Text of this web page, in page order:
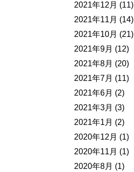
2021年12月 (11)
2021年11月 (14)
2021年10月 (21)
2021年9月 (12)
2021年8月 (20)
2021年7月 (11)
2021年6月 (2)
2021年3月 (3)
2021年1月 (2)
2020年12月 (1)
2020年11月 (1)
2020年8月 (1)